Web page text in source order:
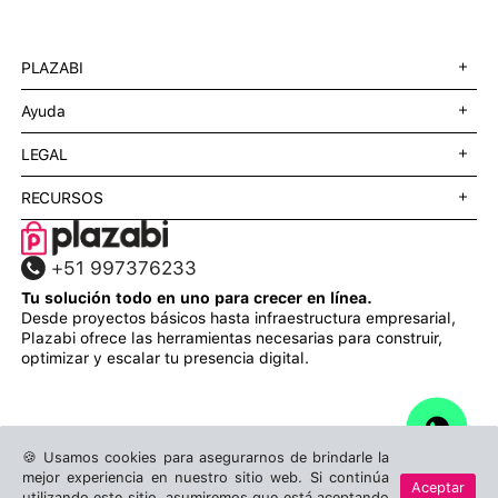
PLAZABI
p
e
n
M
e
n
u
l
o
s
e
M
e
n
u
Ayuda
p
e
n
M
e
n
u
l
o
s
e
M
e
n
u
LEGAL
p
e
n
M
e
n
u
l
o
e
M
e
n
u
RECURSOS
O
p
e
n
M
e
n
u
C
l
o
s
e
M
e
n
+51 997376233
Tu solución todo en uno para crecer en línea.
Desde proyectos básicos hasta infraestructura empresarial,
Plazabi ofrece las herramientas necesarias para construir,
optimizar y escalar tu presencia digital.
🍪 Usamos cookies para asegurarnos de brindarle la
mejor experiencia en nuestro sitio web. Si continúa
Aceptar